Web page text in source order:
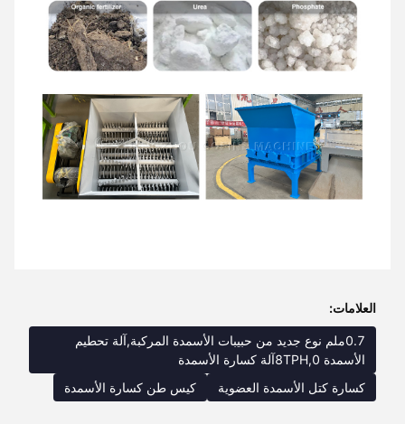
العلامات:
0.7ملم نوع جديد من حبيبات الأسمدة المركبة,آلة تحطيم
الأسمدة 8TPH,0آلة كسارة الأسمدة
كسارة كتل الأسمدة العضوية
كيس طن كسارة الأسمدة